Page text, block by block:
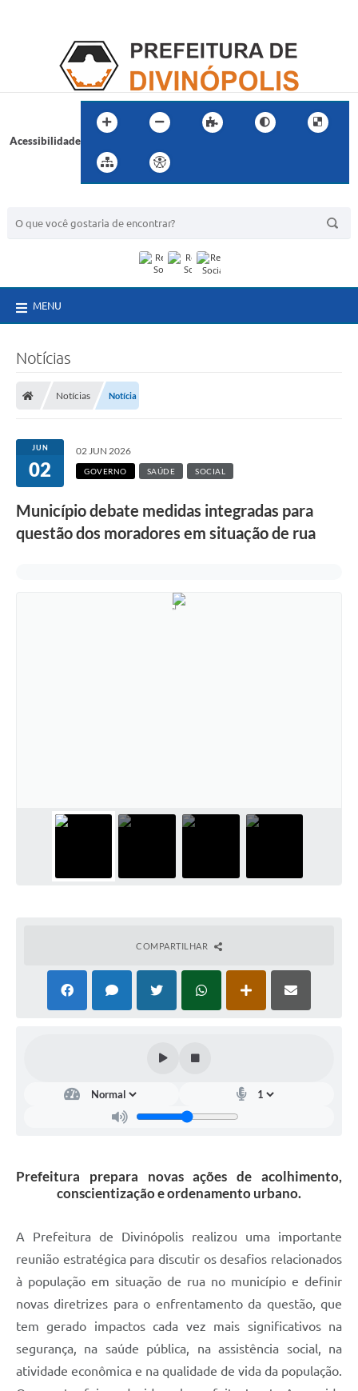
Acessibilidade
MENU
Notícias
Notícias Notícia
JUN
02
02 JUN 2026
GOVERNO SAÚDE SOCIAL
Município debate medidas integradas para
questão dos moradores em situação de rua
COMPARTILHAR
Prefeitura prepara novas ações de acolhimento,
conscientização e ordenamento urbano.
A Prefeitura de Divinópolis realizou uma importante
reunião estratégica para discutir os desafios relacionados
à população em situação de rua no município e definir
novas diretrizes para o enfrentamento da questão, que
tem gerado impactos cada vez mais significativos na
segurança, na saúde pública, na assistência social, na
atividade econômica e na qualidade de vida da população.